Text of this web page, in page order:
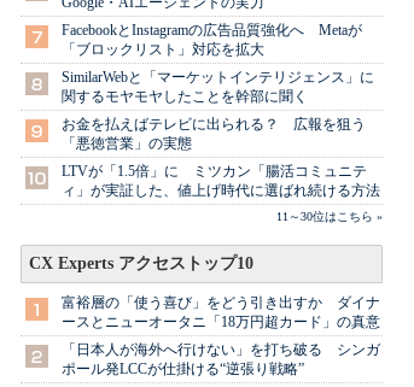
FacebookとInstagramの広告品質強化へ Metaが
「ブロックリスト」対応を拡大
SimilarWebと「マーケットインテリジェンス」に
関するモヤモヤしたことを幹部に聞く
お金を払えばテレビに出られる？ 広報を狙う
「悪徳営業」の実態
LTVが「1.5倍」に ミツカン「腸活コミュニテ
ィ」が実証した、値上げ時代に選ばれ続ける方法
11～30位はこちら »
CX Experts アクセストップ10
富裕層の「使う喜び」をどう引き出すか ダイナ
ースとニューオータニ「18万円超カード」の真意
「日本人が海外へ行けない」を打ち破る シンガ
ポール発LCCが仕掛ける“逆張り戦略”